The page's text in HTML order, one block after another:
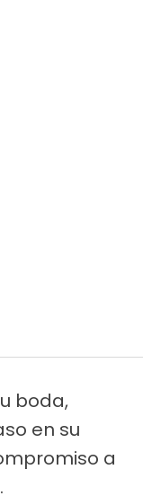
boda,
en su
a